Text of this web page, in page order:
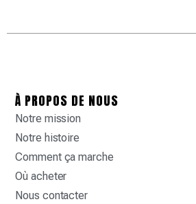
À PROPOS DE NOUS
Notre mission
Notre histoire
Comment ça marche
Où acheter
Nous contacter